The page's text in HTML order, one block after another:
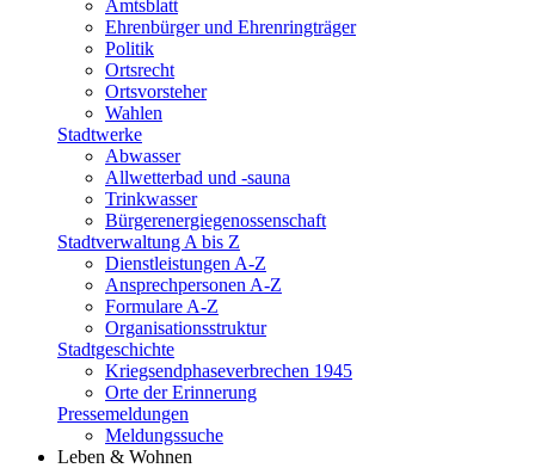
Amtsblatt
Ehrenbürger und Ehrenringträger
Politik
Ortsrecht
Ortsvorsteher
Wahlen
Stadtwerke
Abwasser
Allwetterbad und -sauna
Trinkwasser
Bürgerenergiegenossenschaft
Stadtverwaltung A bis Z
Dienstleistungen A-Z
Ansprechpersonen A-Z
Formulare A-Z
Organisationsstruktur
Stadtgeschichte
Kriegsendphaseverbrechen 1945
Orte der Erinnerung
Pressemeldungen
Meldungssuche
Leben & Wohnen